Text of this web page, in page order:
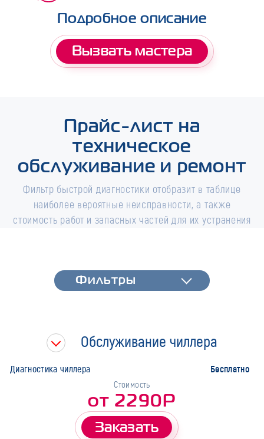
Подробное описание
Вызвать мастера
Прайс-лист на
техническое
обслуживание и ремонт
Фильтр быстрой диагностики отобразит в таблице
наиболее вероятные неисправности, а также
стоимость работ и запасных частей для их устранения
Фильтры
Марка
Фильтры
Обслуживание чиллера
Диагностика чиллера Бесплатно
Стоимость
от 2290Р
Заказать